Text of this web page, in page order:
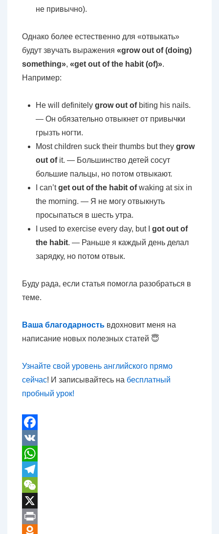
не привычно).
Однако более естественно для «отвыкать»
будут звучать выражения «grow out of (doing)
something», «get out of the habit (of)».
Например:
He will definitely grow out of biting his nails.
— Он обязательно отвыкнет от привычки
грызть ногти.
Most children suck their thumbs but they grow
out ofit. — Большинство детей сосут
большие пальцы, но потом отвыкают.
I can’tget out of the habit ofwaking at six in
the morning. — Я не могу отвыкнуть
просыпаться в шесть утра.
I used to exercise every day, but I got out of
the habit. — Раньше я каждый день делал
зарядку, но потом отвык.
Буду рада, если статья помогла разобраться в
теме.
Ваша благодарность вдохновит меня на
написание новых полезных статей 😇
Узнайте свой уровень английского прямо
сейчас! И записывайтесь на бесплатный
пробный урок!
F
a
c
e
b
o
o
V
K
W
h
a
T
e
e
W
e
C
X
P